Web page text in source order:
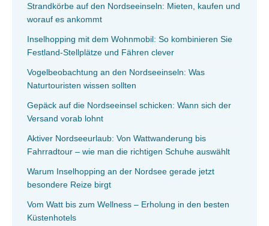
Strandkörbe auf den Nordseeinseln: Mieten, kaufen und
worauf es ankommt
Inselhopping mit dem Wohnmobil: So kombinieren Sie
Festland-Stellplätze und Fähren clever
Vogelbeobachtung an den Nordseeinseln: Was
Naturtouristen wissen sollten
Gepäck auf die Nordseeinsel schicken: Wann sich der
Versand vorab lohnt
Aktiver Nordseeurlaub: Von Wattwanderung bis
Fahrradtour – wie man die richtigen Schuhe auswählt
Warum Inselhopping an der Nordsee gerade jetzt
besondere Reize birgt
Vom Watt bis zum Wellness – Erholung in den besten
Küstenhotels